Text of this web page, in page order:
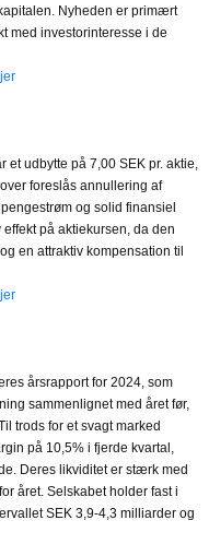
Nyheden er primært
med investorinteresse i de
et udbytte på 7,00 SEK pr. aktie,
foreslås annullering af
og solid finansiel
på aktiekursen, da den
en attraktiv kompensation til
årsrapport for 2024, som
sammenlignet med året før,
trods for et svagt marked
på 10,5% i fjerde kvartal,
Deres likviditet er stærk med
året. Selskabet holder fast i
SEK 3,9-4,3 milliarder og